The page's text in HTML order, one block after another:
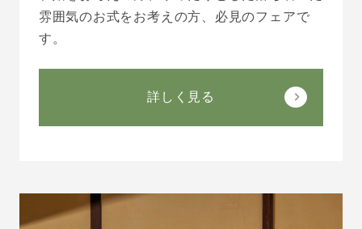
雰囲気のお式をお考えの方、必見のフェアで
す。
詳しく見る